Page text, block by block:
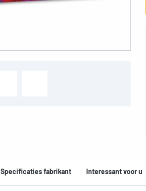
Specificaties fabrikant Interessant voor u